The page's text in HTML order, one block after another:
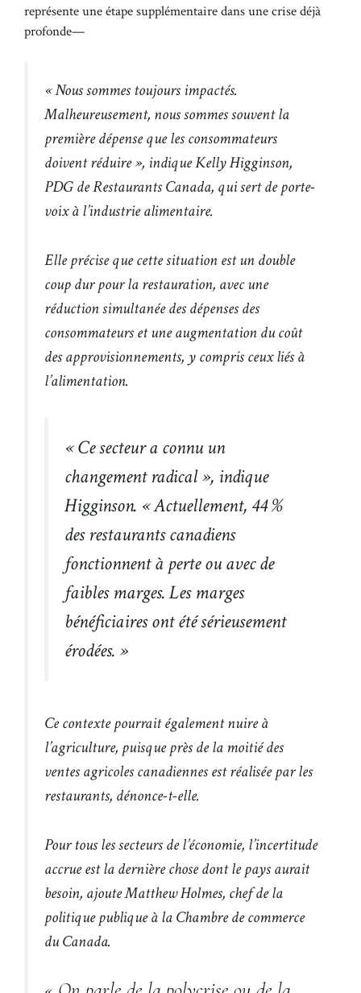
représente une étape supplémentaire dans une crise déjà
profonde—
« Nous sommes toujours impactés.
Malheureusement, nous sommes souvent la
première dépense que les consommateurs
doivent réduire », indique Kelly Higginson,
PDG de Restaurants Canada, qui sert de porte-
voix à l’industrie alimentaire.
Elle précise que cette situation est un double
coup dur pour la restauration, avec une
réduction simultanée des dépenses des
consommateurs et une augmentation du coût
des approvisionnements, y compris ceux liés à
l’alimentation.
« Ce secteur a connu un
changement radical », indique
Higginson. « Actuellement, 44 %
des restaurants canadiens
fonctionnent à perte ou avec de
faibles marges. Les marges
bénéficiaires ont été sérieusement
érodées. »
Ce contexte pourrait également nuire à
l’agriculture, puisque près de la moitié des
ventes agricoles canadiennes est réalisée par les
restaurants, dénonce-t-elle.
Pour tous les secteurs de l’économie, l’incertitude
accrue est la dernière chose dont le pays aurait
besoin, ajoute Matthew Holmes, chef de la
politique publique à la Chambre de commerce
du Canada.